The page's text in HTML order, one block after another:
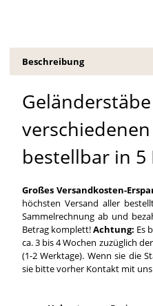
Beschreibung
bestellbar in 5
Großes Versandkosten-
höchsten Versand aller
Sammelrechnung ab und
Betrag komplett!Achtung: Es
ca. 3 bis 4 Wochen zuzüglich
(1-2 Werktage). Wenn sie die
sie bitte vorher Kontakt mit